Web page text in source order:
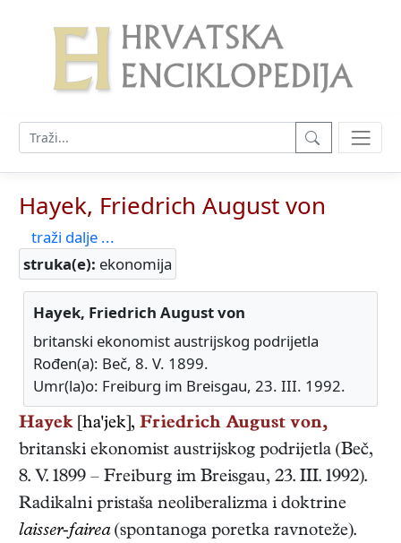
Hayek, Friedrich August von
traži dalje ...
struka(e): ekonomija
Hayek, Friedrich August von
britanski ekonomist austrijskog podrijetla
Rođen(a): Beč, 8. V. 1899.
Umr(la)o: Freiburg im Breisgau, 23. III. 1992.
Hayek [ha'jek], Friedrich August von,
britanski ekonomist austrijskog podrijetla (Beč,
8. V. 1899 – Freiburg im Breisgau, 23. III. 1992).
Radikalni pristaša neoliberalizma i doktrine
laisser-fairea(spontanoga poretka ravnoteže).